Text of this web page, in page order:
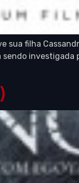
sua filha